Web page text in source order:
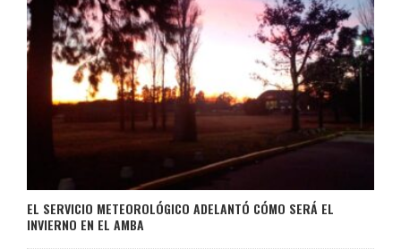
EL SERVICIO METEOROLÓGICO ADELANTÓ CÓMO SERÁ EL
INVIERNO EN EL AMBA